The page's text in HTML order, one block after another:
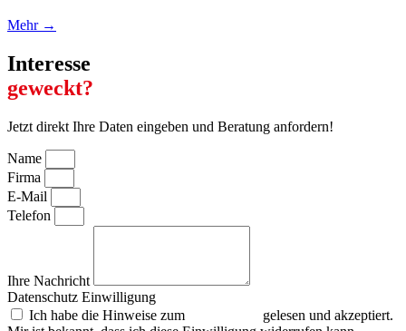
Mehr →
Interesse
geweckt?
Jetzt direkt Ihre Daten eingeben und Beratung anfordern!
Name
Firma
E-Mail
Telefon
Ihre Nachricht
Datenschutz Einwilligung
Ich habe die Hinweise zum
gelesen und akzeptiert.